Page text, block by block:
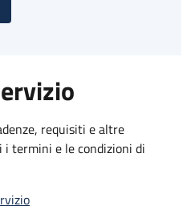
requisiti e altre
termini e le condizioni di